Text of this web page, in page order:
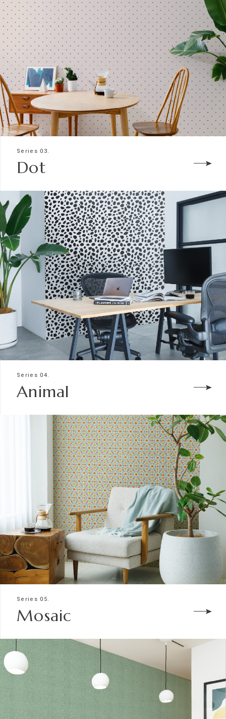
Series 03.
Dot
Series 04.
Animal
Series 05.
Mosaic